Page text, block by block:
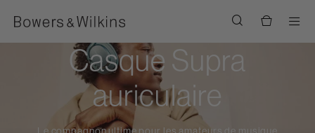
Casque Supra
auriculaire